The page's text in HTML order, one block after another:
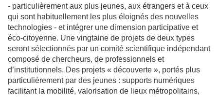
- particulièrement aux plus jeunes, aux étrangers et à ceux
qui sont habituellement les plus éloignés des nouvelles
technologies - et intégrer une dimension participative et
éco-citoyenne. Une vingtaine de projets de deux types
seront sélectionnés par un comité scientifique indépendant
composé de chercheurs, de professionnels et
d’institutionnels. Des projets « découverte », portés plus
particulièrement par des jeunes : supports numériques
facilitant la mobilité, valorisation de lieux métropolitains,